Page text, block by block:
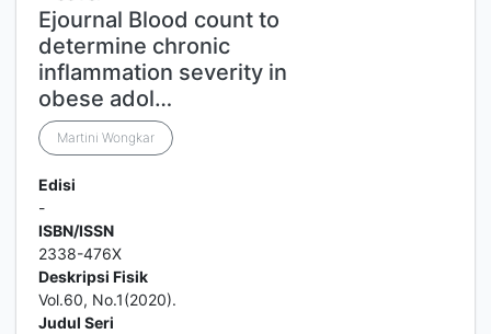
Ejournal Blood count to
determine chronic
inflammation severity in
obese adol…
Martini Wongkar
Edisi
-
ISBN/ISSN
2338-476X
Deskripsi Fisik
Vol.60, No.1(2020).
Judul Seri